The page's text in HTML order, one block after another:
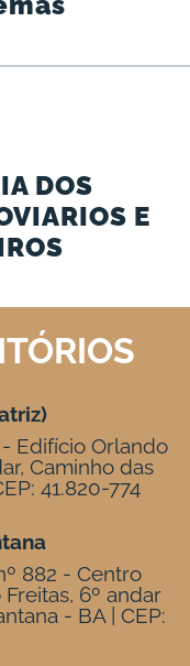
DOS
E
- Edifício Orlando
Caminho das
41.820-774
882 - Centro
6º andar
- BA | CEP: